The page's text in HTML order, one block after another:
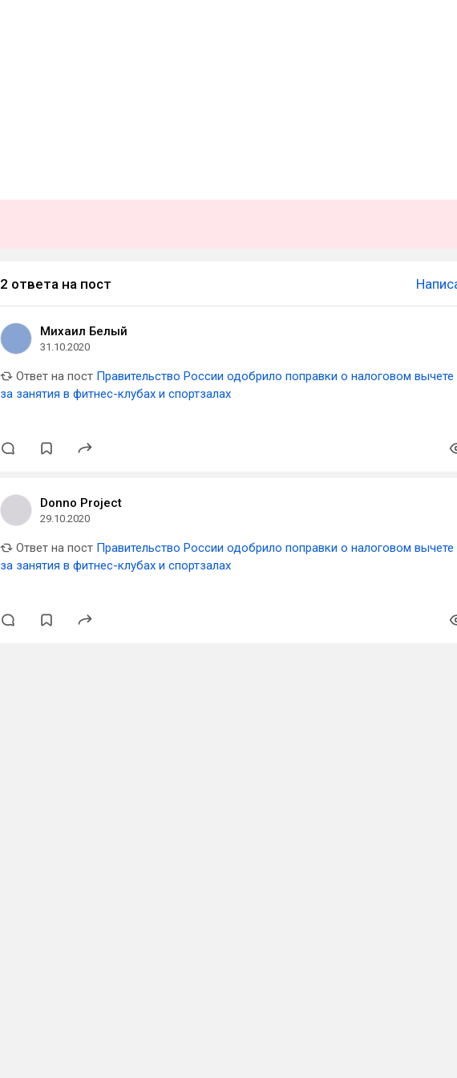
2 ответа на пост
Михаил Белый
31.10.2020
Ответ на пост Правительство России одобрило поправки о налоговом вычете
за занятия в фитнес-клубах и спортзалах
Donno Project
29.10.2020
Ответ на пост Правительство России одобрило поправки о налоговом вычете
за занятия в фитнес-клубах и спортзалах